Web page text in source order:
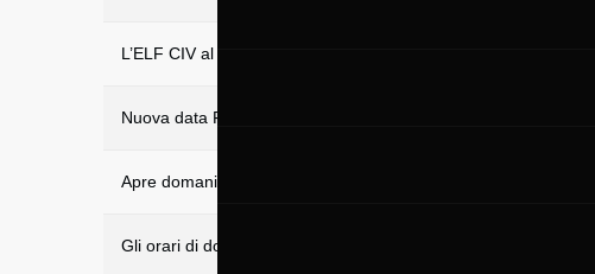
L’ELF CIV al Mugello per il quinto Round
Nuova data FInali mondiali
Apre domani l’Hub all’Autodromo
Gli orari di domani del Gran Premio d'Italia Oakley - I